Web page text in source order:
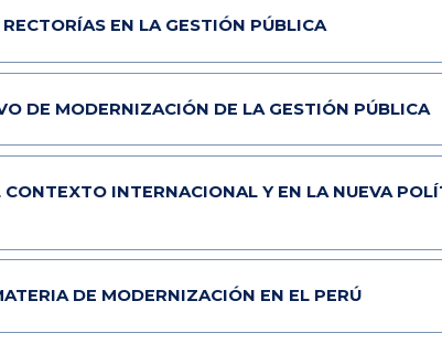
EN LA GESTIÓN PÚBLICA
DE MODERNIZACIÓN DE LA GESTIÓN PÚBLICA
INTERNACIONAL Y EN LA NUEVA
DE MODERNIZACIÓN EN EL PERÚ